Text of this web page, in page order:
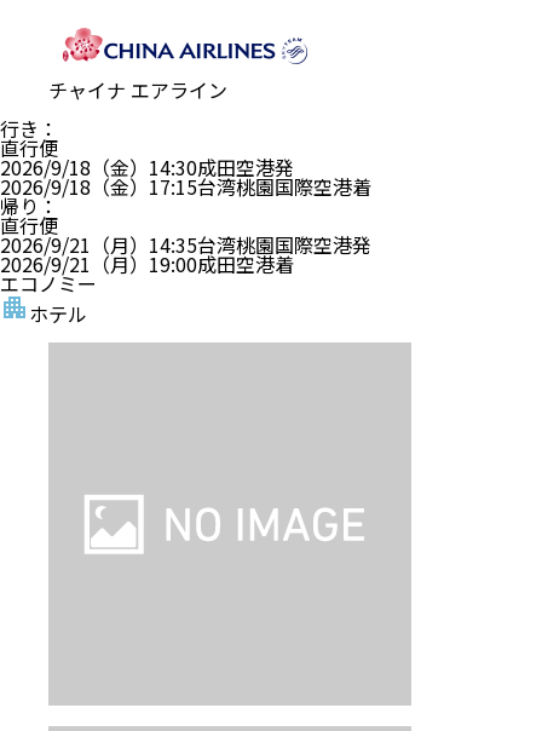
チャイナ エアライン
行き ：
直行便
2026/9/18（金） 14:30成田空港発
2026/9/18（金） 17:15台湾桃園国際空港着
帰り ：
直行便
2026/9/21（月） 14:35台湾桃園国際空港発
2026/9/21（月） 19:00成田空港着
エコノミー
ホテル